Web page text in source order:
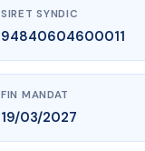
SIRET SYNDIC
94840604600011
FIN MANDAT
19/03/2027